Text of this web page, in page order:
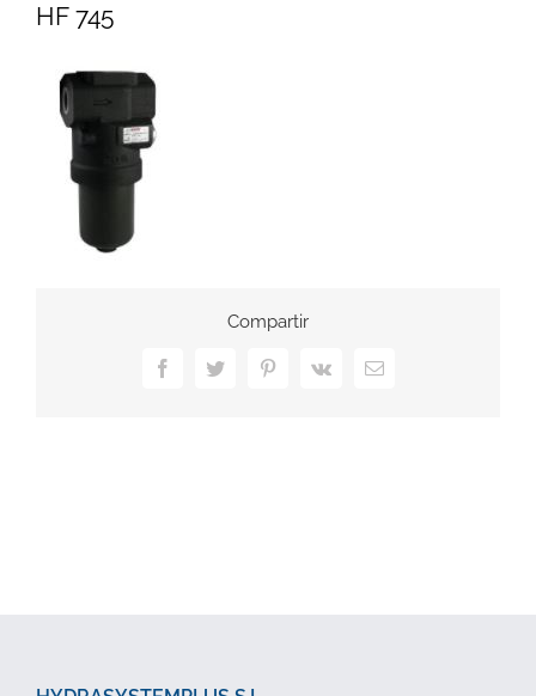
HF 745
Compartir
FacebookTwitterPinterest
Vk
Correo